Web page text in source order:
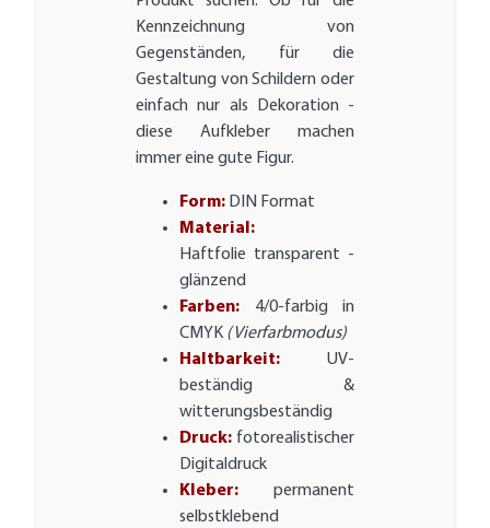
Kennzeichnung von
Gegenständen, für die
Gestaltung von Schildern oder
einfach nur als Dekoration -
diese Aufkleber machen
immer eine gute Figur.
Form:DIN Format
Material:
Haftfolie transparent -
glänzend
Farben:4/0-farbig in
CMYK (Vierfarbmodus)
Haltbarkeit:UV-
beständig &
witterungsbeständig
Druck:fotorealistischer
Digitaldruck
Kleber:permanent
selbstklebend